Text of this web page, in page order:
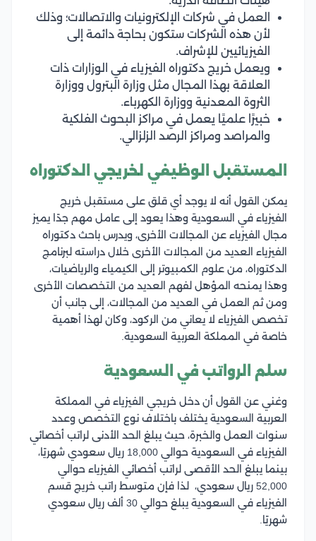
العمل في شركات الإلكترونيات والاتصالات؛ وذلك
لأن هذه الشركات ستكون بحاجة دائمة إلى
الفيزيائيين للإشراف.
ويعمل خريج دكتوراه الفيزياء في الوزارات ذات
العلاقة بهذا المجال مثل وزارة البترول ووزارة
الثروة المعدنية ووزارة الكهرباء.
خبيرًا علميًا يعمل في مراكز البحوث الفلكية
والمراصد ومراكز الرصد الزلزالي.
المستقبل الوظيفي لخريجي الدكتوراه
يمكن القول أنه لا يوجد أي قلق على مستقبل خريج
الفيزياء في السعودية وهذا يعود إلى عامل مهم جدًا يميز
مجال الفيزياء عن المجالات الأخرى، ويدرس باحث دكتوراه
الفيزياء العديد من المجالات الأخرى خلال دراسته لبرنامج
الدكتوراه، من علوم الكمبيوتر إلى الكيمياء والرياضيات،
وهذا يمنحه المؤهل لفهم العديد من التخصصات الأخرى
ومن ثم العمل في العديد من المجالات، إلى جانب أن
تخصص الفيزياء لا يعاني من الركود، وكان لهذا أهمية
خاصة في المملكة العربية السعودية.
سلم الرواتب في السعودية
وغني عن القول أن دخل خريجي الفيزياء في المملكة
العربية السعودية يختلف باختلاف نوع التخصص وعدد
سنوات العمل والخبرة، حيث يبلغ الحد الأدنى لراتب أخصائي
الفيزياء في السعودية حوالي 18,000 ريال سعودي شهريًا،
بينما يبلغ الحد الأقصى لراتب أخصائي الفيزياء حوالي
52,000 ريال سعودي، لذا فإن متوسط ​​راتب خريج قسم
الفيزياء في السعودية يبلغ حوالي 30 ألف ريال سعودي
شهريًا.